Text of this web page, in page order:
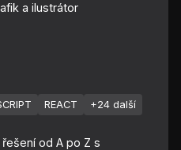
a ilustrátor
REACT +24 další
od A po Z s